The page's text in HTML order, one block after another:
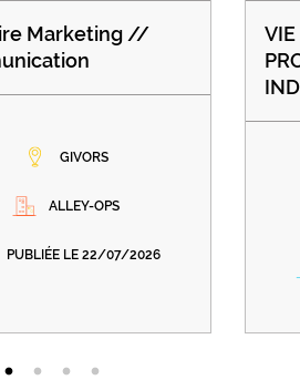
Marketing //
GIVORS
ALLEY-OPS
PUBLIÉE LE 22/07/2026